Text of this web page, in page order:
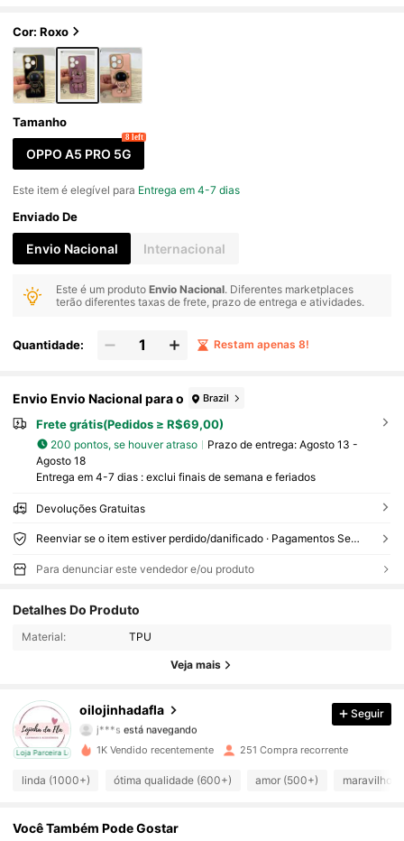
Cor: Roxo
Tamanho
OPPO A5 PRO 5G
8 left
Este item é elegível para Entrega em 4-7 dias
Enviado De
Envio Nacional Internacional
Este é um produtoEnvio Nacional. Diferentes marketplaces
terão diferentes taxas de frete, prazo de entrega e atividades.
Quantidade: Restam apenas 8!
Envio Envio Nacional para o Brazil
Frete grátis(Pedidos ≥ R$69,00)
200 pontos, se houver atraso Prazo de entrega: Agosto 13 -
Agosto 18
Entrega em 4-7 dias : exclui finais de semana e feriados
Devoluções Gratuitas
Reenviar se o item estiver perdido/danificado · Pagamentos Seguros · Proteção de privacidade
Para denunciar este vendedor e/ou produto
Detalhes Do Produto
Material: TPU
Veja mais
Loja Parceira Local
oilojinhadafla
4,95 3.8K Seguidores
3.8K Seguidores
j***sestá navegando
4,95
3.8K Seguidores
4,95
Seguir
1K Vendido recentemente 251 Compra recorrente
linda (1000+) ótima qualidade (600+) amor (500+)
Você Também Pode Gostar